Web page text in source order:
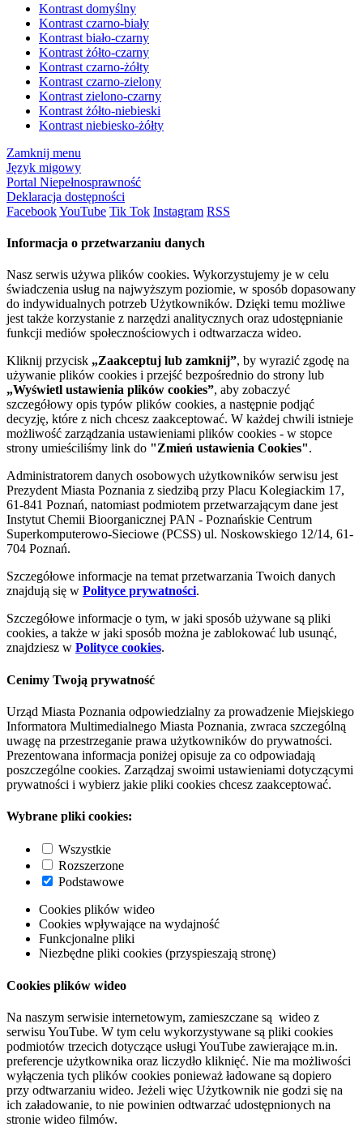
Kontrast domyślny
Kontrast czarno-biały
Kontrast biało-czarny
Kontrast żółto-czarny
Kontrast czarno-żółty
Kontrast czarno-zielony
Kontrast zielono-czarny
Kontrast żółto-niebieski
Kontrast niebiesko-żółty
Zamknij menu
Język migowy
Portal Niepełnosprawność
Deklaracja dostępności
FacebookYouTube Tik Tok Instagram RSS
Informacja o przetwarzaniu danych
Nasz serwis używa plików cookies. Wykorzystujemy je w celu
świadczenia usług na najwyższym poziomie, w sposób dopasowany
do indywidualnych potrzeb Użytkowników. Dzięki temu możliwe
jest także korzystanie z narzędzi analitycznych oraz udostępnianie
funkcji mediów społecznościowych i odtwarzacza wideo.
Kliknij przycisk „Zaakceptuj lub zamknij”, by wyrazić zgodę na
używanie plików cookies i przejść bezpośrednio do strony lub
„Wyświetl ustawienia plików cookies”, aby zobaczyć
szczegółowy opis typów plików cookies, a następnie podjąć
decyzję, które z nich chcesz zaakceptować. W każdej chwili istnieje
możliwość zarządzania ustawieniami plików cookies - w stopce
strony umieściliśmy link do "Zmień ustawienia Cookies".
Administratorem danych osobowych użytkowników serwisu jest
Prezydent Miasta Poznania z siedzibą przy Placu Kolegiackim 17,
61-841 Poznań, natomiast podmiotem przetwarzającym dane jest
Instytut Chemii Bioorganicznej PAN - Poznańskie Centrum
Superkomputerowo-Sieciowe (PCSS) ul. Noskowskiego 12/14, 61-
704 Poznań.
Szczegółowe informacje na temat przetwarzania Twoich danych
znajdują się w Polityce prywatności.
Szczegółowe informacje o tym, w jaki sposób używane są pliki
cookies, a także w jaki sposób można je zablokować lub usunąć,
znajdziesz w Polityce cookies.
Cenimy Twoją prywatność
Urząd Miasta Poznania odpowiedzialny za prowadzenie Miejskiego
Informatora Multimedialnego Miasta Poznania, zwraca szczególną
uwagę na przestrzeganie prawa użytkowników do prywatności.
Prezentowana informacja poniżej opisuje za co odpowiadają
poszczególne cookies. Zarządzaj swoimi ustawieniami dotyczącymi
prywatności i wybierz jakie pliki cookies chcesz zaakceptować.
Wybrane pliki cookies:
Wszystkie
Rozszerzone
Podstawowe
Cookies plików wideo
Cookies wpływające na wydajność
Funkcjonalne pliki
Niezbędne pliki cookies (przyspieszają stronę)
Cookies plików wideo
Na naszym serwisie internetowym, zamieszczane są wideo z
serwisu YouTube. W tym celu wykorzystywane są pliki cookies
podmiotów trzecich dotyczące usługi YouTube zawierające m.in.
preferencje użytkownika oraz liczydło kliknięć. Nie ma możliwości
wyłączenia tych plików cookies ponieważ ładowane są dopiero
przy odtwarzaniu wideo. Jeżeli więc Użytkownik nie godzi się na
ich załadowanie, to nie powinien odtwarzać udostępnionych na
stronie wideo filmów.